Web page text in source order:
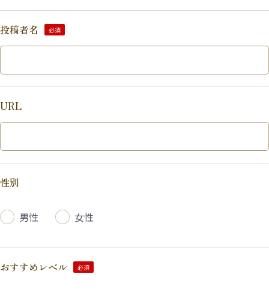
投稿者名 必須
URL
性別
男性 女性
おすすめレベル 必須